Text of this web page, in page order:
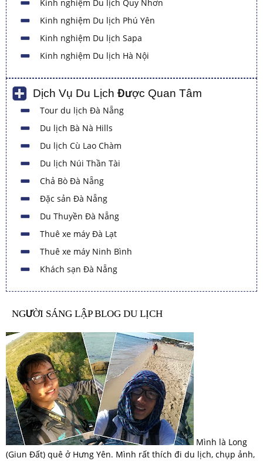
Kinh nghiệm Du lịch Quy Nhơn
Kinh nghiệm Du lịch Phú Yên
Kinh nghiệm Du lịch Sapa
Kinh nghiệm Du lịch Hà Nội
Dịch Vụ Du Lịch Được Quan Tâm
Tour du lịch Đà Nẵng
Du lịch Bà Nà Hills
Du lịch Cù Lao Chàm
Du lịch Núi Thần Tài
Chả Bò Đà Nẵng
Đặc sản Đà Nẵng
Du Thuyền Đà Nẵng
Thuê xe máy Đà Lạt
Thuê xe máy Ninh Bình
Khách sạn Đà Nẵng
NGƯỜI SÁNG LẬP BLOG DU LỊCH
Mình là Long
(Giun Đất) quê ở Hưng Yên. Mình rất thích đi du lịch, chụp ảnh,